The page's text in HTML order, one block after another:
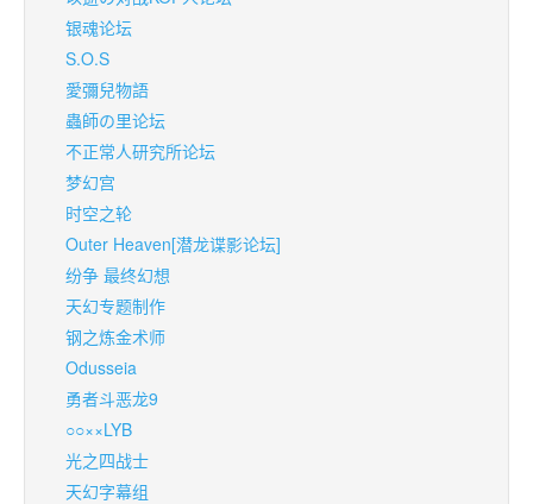
银魂论坛
S.O.S
愛彌兒物語
蟲師の里论坛
不正常人研究所论坛
梦幻宫
时空之轮
Outer Heaven[潜龙谍影论坛]
纷争 最终幻想
天幻专题制作
钢之炼金术师
Odusseia
勇者斗恶龙9
○○××LYB
光之四战士
天幻字幕组